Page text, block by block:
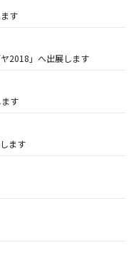
す
2018」へ出展します
す
ます